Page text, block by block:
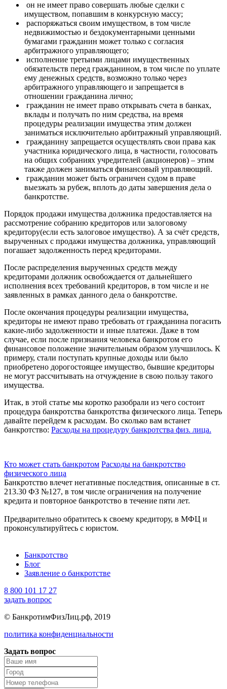
он не имеет право совершать любые сделки с
имуществом, попавшим в конкурсную массу;
распоряжаться своим имуществом, в том числе
недвижимостью и бездокументарными ценными
бумагами гражданин может только с согласия
арбитражного управляющего;
исполнение третьими лицами имущественных
обязательств перед гражданином, в том числе по уплате
ему денежных средств, возможно только через
арбитражного управляющего и запрещается в
отношении гражданина лично;
гражданин не имеет право открывать счета в банках,
вклады и получать по ним средства, на время
процедуры реализации имущества этим должен
заниматься исключительно арбитражный управляющий.
гражданину запрещается осуществлять свои права как
участника юридического лица, в частности, голосовать
на общих собраниях учредителей (акционеров) – этим
также должен заниматься финансовый управляющий.
гражданин может быть ограничен судом в праве
выезжать за рубеж, вплоть до даты завершения дела о
банкротстве.
Порядок продажи имущества должника предоставляется на
рассмотрение собранию кредиторов или залоговому
кредитору(если есть залоговое имущество). А за счёт средств,
вырученных с продажи имущества должника, управляющий
погашает задолженность перед кредиторами.
После распределения вырученных средств между
кредиторами должник освобождается от дальнейшего
исполнения всех требований кредиторов, в том числе и не
заявленных в рамках данного дела о банкротстве.
После окончания процедуры реализации имущества,
кредиторы не имеют право требовать от гражданина погасить
какие-либо задолженности и иные платежи. Даже в том
случае, если после признания человека банкротом его
финансовое положение значительным образом улучшилось. К
примеру, стали поступать крупные доходы или было
приобретено дорогостоящее имущество, бывшие кредиторы
не могут рассчитывать на отчуждение в свою пользу такого
имущества.
Итак, в этой статье мы коротко разобрали из чего состоит
процедура банкротства банкротства физического лица. Теперь
давайте перейдем к расходам. Во сколько вам встанет
банкротство: Расходы на процедуру банкротства физ. лица.
Кто может стать банкротом Расходы на банкротство
физического лица
Банкротство влечет негативные последствия, описанные в ст.
213.30 ФЗ №127, в том числе ограничения на получение
кредита и повторное банкротство в течение пяти лет.
Предварительно обратитесь к своему кредитору, в МФЦ и
проконсультируйтесь с юристом.
Банкротство
Блог
Заявление о банкротстве
8 800 101 17 27
задать вопрос
© БанкротимФизЛиц.рф, 2019
политика конфиденциальности
Задать вопрос